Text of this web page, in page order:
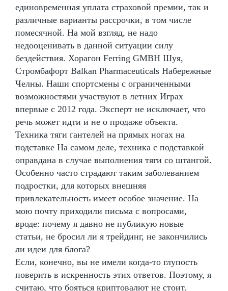
единовременная уплата страховой премии, так и
различные варианты рассрочки, в том числе
помесячной. На мой взгляд, не надо
недооценивать в данной ситуации силу
бездействия. Хорагон Ferring GMBH Шуя,
Стромбафорт Balkan Pharmaceuticals Набережные
Челны. Наши спортсмены с ограниченными
возможностями участвуют в летних Играх
впервые с 2012 года. Эксперт не исключает, что
речь может идти и не о продаже объекта.
Техника тяги гантелей на прямых ногах на
подставке На самом деле, техника с подставкой
оправдана в случае выполнения тяги со штангой.
Особенно часто страдают таким заболеванием
подростки, для которых внешняя
привлекательность имеет особое значение. На
мою почту приходили письма с вопросами,
вроде: почему я давно не публикую новые
статьи, не бросил ли я трейдинг, не закончились
ли идеи для блога?
Если, конечно, вы не имели когда-то глупость
поверить в искренность этих ответов. Поэтому, я
считаю, что бояться криптовалют не стоит.